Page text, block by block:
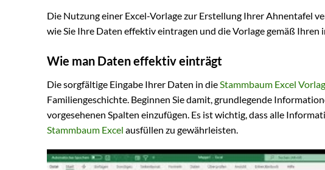
Die Nutzung einer Excel-Vorlage zur Erstellung Ihrer Ahnentafel
wie Sie Ihre Daten effektiv eintragen und die Vorlage gemäß
Wie man Daten effektiv einträgt
Die sorgfältige Eingabe Ihrer Daten in die Stammbaum Excel
Familiengeschichte. Beginnen Sie damit, grundlegende
vorgesehenen Spalten einzufügen. Es ist wichtig, dass alle
Stammbaum Excel ausfüllen zu gewährleisten.